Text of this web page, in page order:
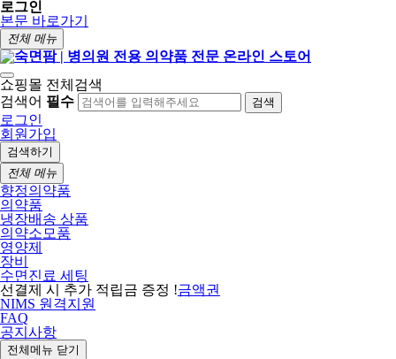
로그인
본문 바로가기
전체 메뉴
쇼핑몰 전체검색
검색어 필수 검색
로그인
회원가입
검색하기
전체 메뉴
향정의약품
의약품
냉장배송 상품
의약소모품
영양제
장비
수면진료 세팅
선결제 시 추가 적립금 증정 !금액권
NIMS 원격지원
FAQ
공지사항
전체메뉴 닫기